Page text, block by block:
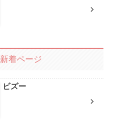
新着ページ
ビズー